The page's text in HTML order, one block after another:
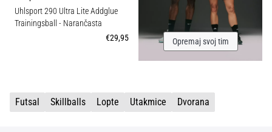
Pripremi
sa
službenim
Uhlsport 290 Ultra Lite Addglue
Trainingsball - Narančasta
€29,95
Opremaj svoj tim
Futsal Skillballs Lopte Utakmice Dvorana